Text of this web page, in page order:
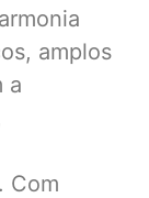
amplos
a
Com